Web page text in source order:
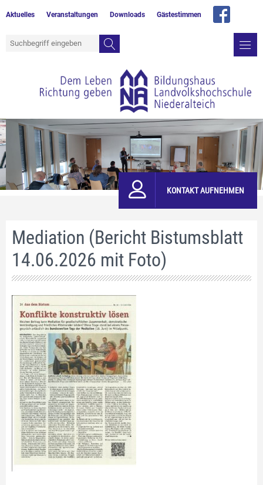
Aktuelles Veranstaltungen Downloads Gästestimmen
KONTAKT AUFNEHMEN
Mediation (Bericht Bistumsblatt
14.06.2026 mit Foto)